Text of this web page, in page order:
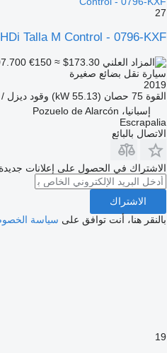
27
Talla M Control - 0796-KXF
€150 ≈ $173.30
سيارة نقل بضائع صغيرة
2019
القوة 75 حصان (55.13 kW) وقود ديزل
إسبانيا، Pozuelo de Alarcón
Escrapalia
الاتصال بالبائع
الاشتراك في الحصول على إعلانات
الاشتراك
بالنقر هنا، أنت توافق على سياسة
19